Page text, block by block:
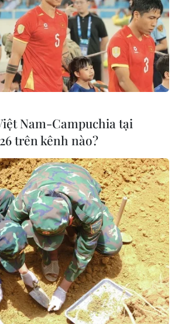
gãy 30m đường
lớn, giao thông bị
tiện khiến hàng
trên cao tốc Bắc-
hỗ trợ các hộ dân
Chăm La Ma
Đạo - nhà lãnh
và cách mạng
Nam-Campuchia tại
trên kênh nào?